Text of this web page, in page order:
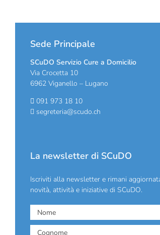
Sede Principale
SCuDO Servizio Cure a Domicilio
Via Crocetta 10
6962 Viganello – Lugano
091 973 18 10
segreteria@scudo.ch
La newsletter di SCuDO
Iscriviti alla newsletter e rimani
novità, attività e iniziative di SCuDO.